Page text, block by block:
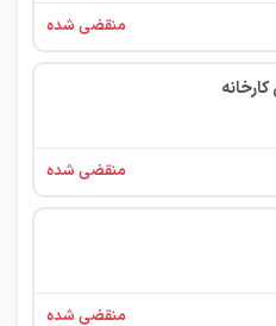
منقضی شده
منقضی شده
منقضی شده